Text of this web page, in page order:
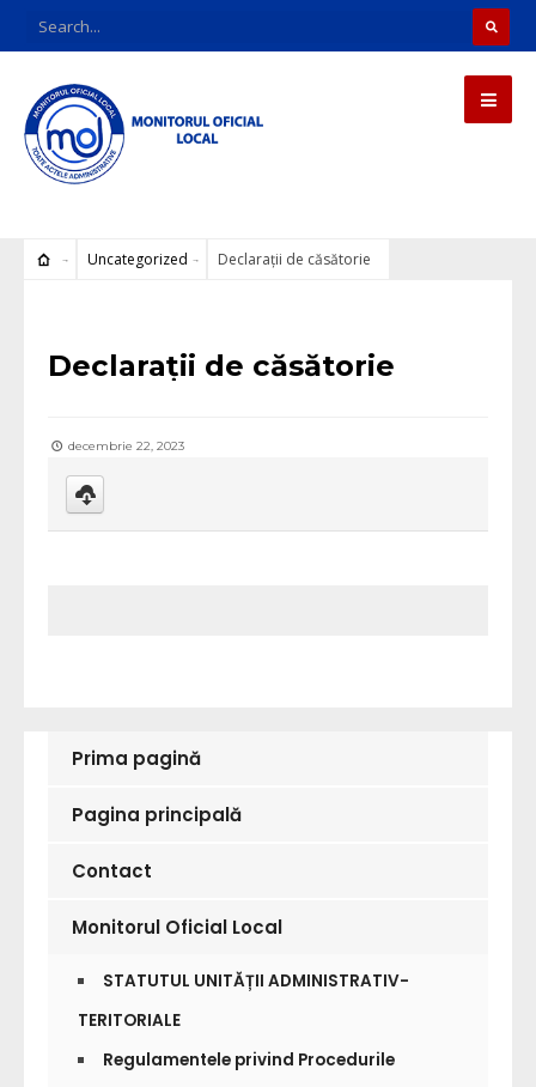
Uncategorized Declarații de căsătorie
Declarații de căsătorie
decembrie 22, 2023
Prima pagină
Pagina principală
Contact
Monitorul Oficial Local
STATUTUL UNITĂȚII ADMINISTRATIV-
TERITORIALE
Regulamentele privind Procedurile